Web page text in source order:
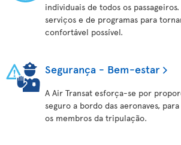
individuais de todos os
serviços e de programas para
confortável possível.
Segurança - Bem-estar
A Air Transat esforça-se por
seguro a bordo das aeronaves,
os membros da tripulação.